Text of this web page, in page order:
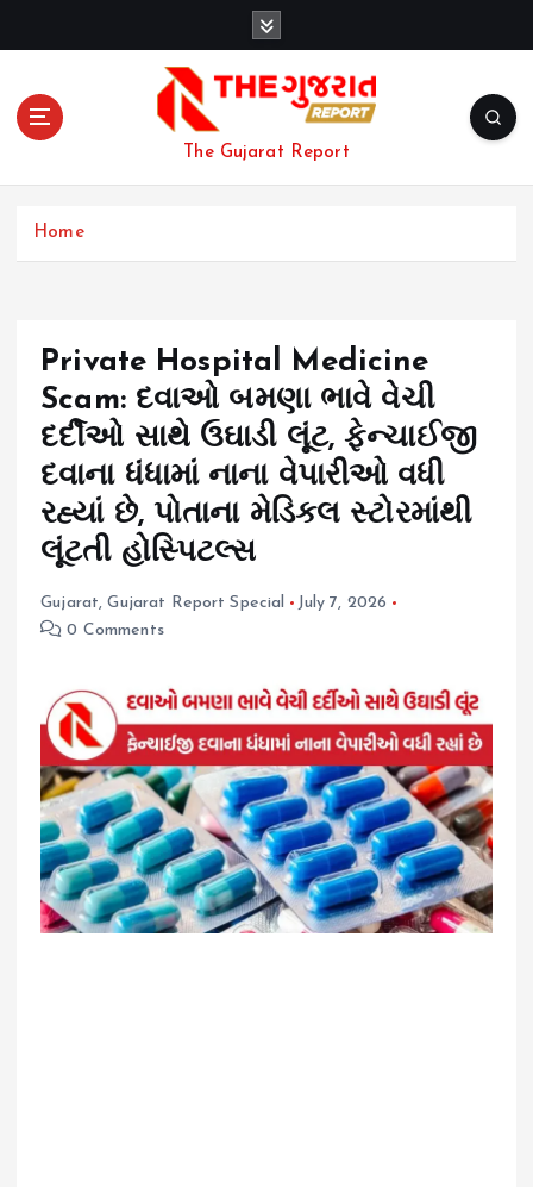
The Gujarat Report
Home
Private Hospital Medicine
Scam: દવાઓ બમણા ભાવે વેચી
દર્દીઓ સાથે ઉઘાડી લૂંટ, ફેન્ચાઈજી
દવાના ધંધામાં નાના વેપારીઓ વધી
રહ્યાં છે, પોતાના મેડિકલ સ્ટોરમાંથી
લૂંટતી હોસ્પિટલ્સ
Gujarat,Gujarat Report Special
July 7, 2026
0 Comments